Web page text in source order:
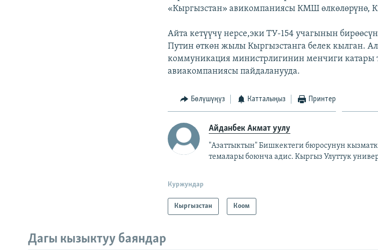
«Кыргызстан» авикомпаниясы КМШ өлкөлөрүнө,
Айта кетүүчү нерсе,эки ТУ-154 учагынын
Путин өткөн жылы Кыргызстанга белек кылган.
коммуникация министрлигинин менчиги катары
авиакомпаниясы пайдаланууда.
Бөлүшүңүз Катталыңыз Принтер
Айданбек Акмат уулу
"Азаттыктын" Бишкектеги бюросунун
темалары боюнча адис. Кыргыз Улуттук
Куржундар
Кыргызстан Коом
Дагы кызыктуу баяндар